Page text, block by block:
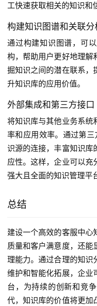
工快速获取相关的知识和
构建知识图谱和关联分
通过构建知识图谱，可
构，帮助用户更好地理解
掘知识之间的潜在联系，
升知识库的应用价值。
外部集成和第三方接口
将知识库与其他业务系统
率和应用效率。通过第
识源的连接，丰富知识库
应性。这样，企业可以充
强大且全面的知识管理平
总结
建设一个高效的客服中心
质量和客户满意度，还能
理能力。通过合理的知识
维护和智能化拓展，企业
台，为持续的创新和竞
代，知识库的价值将更加